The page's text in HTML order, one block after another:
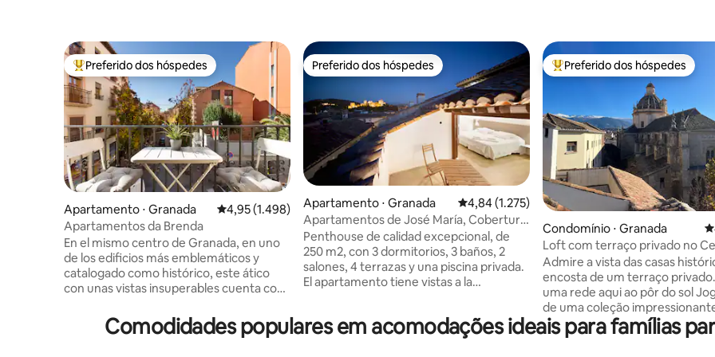
Entre os melhores preferidos dos hóspedes
Preferido dos hóspedes
Apartamento ⋅ Granada 4,95 de uma avaliação média de 5, 1.498 avaliações
4,95 (1.498)
Apartamentos da Brenda
En el mismo centro de Granada, en uno
de los edificios más emblemáticos y
catalogado como histórico, este ático
con unas vistas insuperables cuenta con
poder relajarte después de una intensa
jornada. Gracias a la ubicación céntrica
Preferido dos hóspedes
Preferido dos hóspedes
Apartamento ⋅ Granada 4,84 de uma avaliação média de 5, 1.275
4,84 (1.275)
Apartamentos de José María, Cobertura
3 quartos...
Penthouse de calidad excepcional, de
250 m2, con 3 dormitorios, 3 baños, 2
salones, 4 terrazas y una piscina privada.
El apartamento tiene vistas a la
personas. Los interiores están decorados
en un estilo contemporáneo, donde los
Entre os melhores preferidos
Preferido dos hóspedes
Condomínio ⋅ Granada
Loft com terraço privado no
Granada
Admire a vista das casas
encosta de um terraço
uma rede aqui ao pôr do sol
de uma coleção
cozinhe em uma cozinha com
terraços com vistas incríveis
Comodidades populares em acomodações ideais para famílias